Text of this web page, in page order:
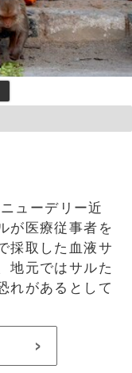
ューデリー近
が医療従事者を
採取した血液サ
地元ではサルた
れがあるとして
>